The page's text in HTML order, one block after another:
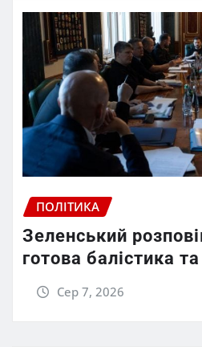
ПОЛІТИКА
Зеленський
готова балістика
Сер 7, 2026